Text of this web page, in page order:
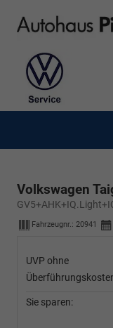
Volkswagen
Fahrzeugnr.: 20941
UVP ohne
Sie sparen: